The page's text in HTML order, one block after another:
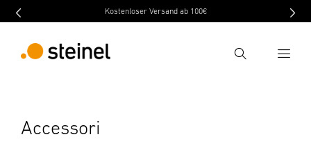
Kostenloser Versand ab 100€
Ricerca
Ricerca
Accessori